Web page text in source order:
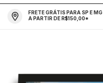
FRETE GRÁTIS PARA SP E MG
A PARTIR DE R$150,00*